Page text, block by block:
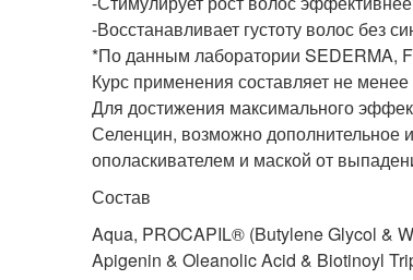
-Восстанавливает густоту волос без
*По данным лаборатории SEDERMA,
Курс применения составляет не
Для достижения максимального
Селенцин, возможно
ополаскивателем и маской от
Состав
Aqua, PROCAPIL® (Butylene Glycol &
Apigenin & Oleanolic Acid & Biotinoyl